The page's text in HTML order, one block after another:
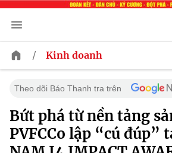
/ Kinh doanh
Theo dõi Báo Thanh tra trên
Bứt phá từ nền tảng
PVFCCo lập “cú đúp”